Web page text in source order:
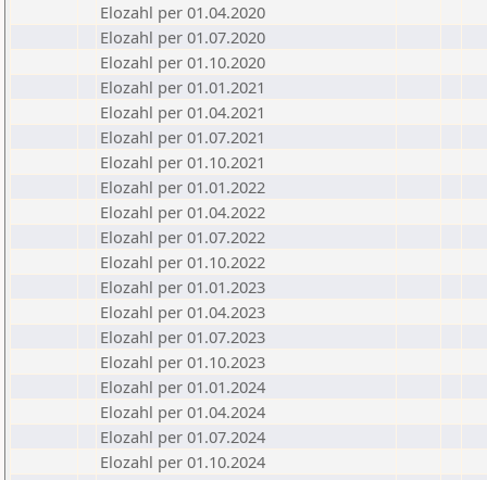
Elozahl per 01.04.2020
Elozahl per 01.07.2020
Elozahl per 01.10.2020
Elozahl per 01.01.2021
Elozahl per 01.04.2021
Elozahl per 01.07.2021
Elozahl per 01.10.2021
Elozahl per 01.01.2022
Elozahl per 01.04.2022
Elozahl per 01.07.2022
Elozahl per 01.10.2022
Elozahl per 01.01.2023
Elozahl per 01.04.2023
Elozahl per 01.07.2023
Elozahl per 01.10.2023
Elozahl per 01.01.2024
Elozahl per 01.04.2024
Elozahl per 01.07.2024
Elozahl per 01.10.2024